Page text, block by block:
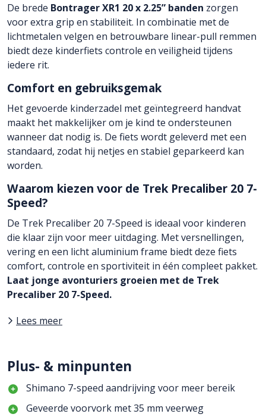
De brede Bontrager XR1 20 x 2.25” banden zorgen
voor extra grip en stabiliteit. In combinatie met de
lichtmetalen velgen en betrouwbare linear-pull remmen
biedt deze kinderfiets controle en veiligheid tijdens
iedere rit.
Comfort en gebruiksgemak
Het gevoerde kinderzadel met geïntegreerd handvat
maakt het makkelijker om je kind te ondersteunen
wanneer dat nodig is. De fiets wordt geleverd met een
standaard, zodat hij netjes en stabiel geparkeerd kan
worden.
Waarom kiezen voor de Trek Precaliber 20 7-
Speed?
De Trek Precaliber 20 7-Speed is ideaal voor kinderen
die klaar zijn voor meer uitdaging. Met versnellingen,
vering en een licht aluminium frame biedt deze fiets
comfort, controle en sportiviteit in één compleet pakket.
Laat jonge avonturiers groeien met de Trek
Precaliber 20 7-Speed.
Lees meer
Plus- & minpunten
Shimano 7-speed aandrijving voor meer bereik
Geveerde voorvork met 35 mm veerweg